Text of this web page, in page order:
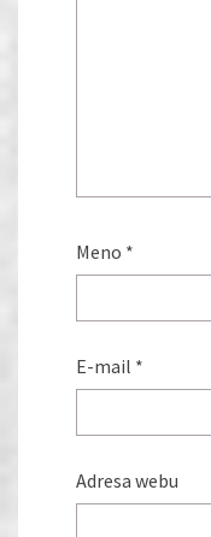
Meno *
E-mail *
Adresa webu